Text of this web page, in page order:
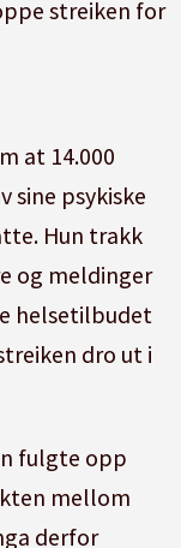
streiken for
at 14.000
sine psykiske
Hun trakk
og meldinger
helsetilbudet
dro ut i
fulgte opp
mellom
derfor